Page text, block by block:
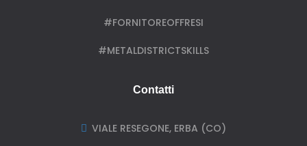
#FORNITOREOFFRESI
#METALDISTRICTSKILLS
Contatti
 VIALE RESEGONE, ERBA (CO)